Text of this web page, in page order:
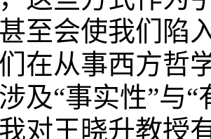
至会使我们陷
在从事西方哲
及“事实性”与
对王晓升教授